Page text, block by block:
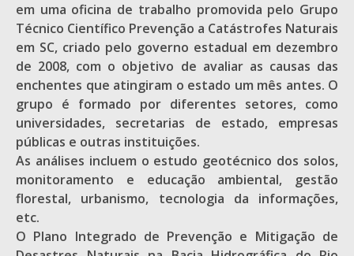
em uma oficina de trabalho promovida pelo Grupo
Técnico Científico Prevenção a Catástrofes Naturais
em SC, criado pelo governo estadual em dezembro
de 2008, com o objetivo de avaliar as causas das
enchentes que atingiram o estado um mês antes. O
grupo é formado por diferentes setores, como
universidades, secretarias de estado, empresas
públicas e outras instituições.
As análises incluem o estudo geotécnico dos solos,
monitoramento e educação ambiental, gestão
florestal, urbanismo, tecnologia da informações,
etc.
O Plano Integrado de Prevenção e Mitigação de